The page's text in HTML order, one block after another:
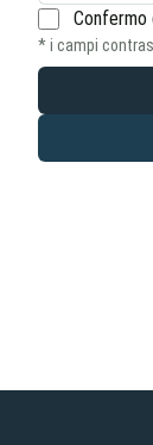
* i campi